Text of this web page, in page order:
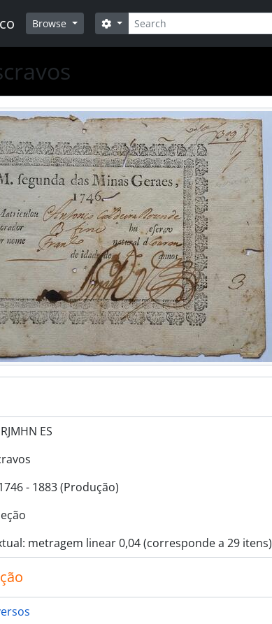
Browse Buscar
Opções de busca
ES
- 1883 (Produção)
metragem linear 0,04 (corresponde a 29 itens)